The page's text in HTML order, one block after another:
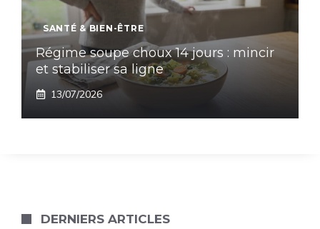
SANTÉ & BIEN-ÊTRE
Régime soupe choux 14 jours : mincir
et stabiliser sa ligne
13/07/2026
DERNIERS ARTICLES